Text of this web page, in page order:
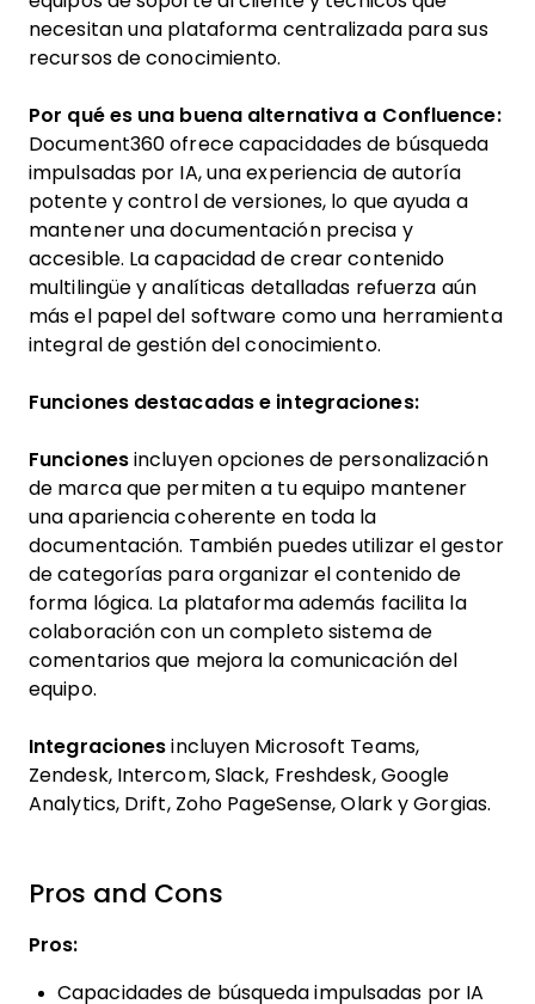
necesitan una plataforma centralizada para sus
recursos de conocimiento.
Por qué es una buena alternativa a Confluence:
Document360 ofrece capacidades de búsqueda
impulsadas por IA, una experiencia de autoría
potente y control de versiones, lo que ayuda a
mantener una documentación precisa y
accesible. La capacidad de crear contenido
multilingüe y analíticas detalladas refuerza aún
más el papel del software como una herramienta
integral de gestión del conocimiento.
Funciones destacadas e integraciones:
Funcionesincluyen opciones de personalización
de marca que permiten a tu equipo mantener
una apariencia coherente en toda la
documentación. También puedes utilizar el gestor
de categorías para organizar el contenido de
forma lógica. La plataforma además facilita la
colaboración con un completo sistema de
comentarios que mejora la comunicación del
equipo.
Integraciones incluyen Microsoft Teams,
Zendesk, Intercom, Slack, Freshdesk, Google
Analytics, Drift, Zoho PageSense, Olark y Gorgias.
Pros and Cons
Pros:
Capacidades de búsqueda impulsadas por IA